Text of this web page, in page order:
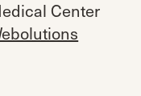
Center